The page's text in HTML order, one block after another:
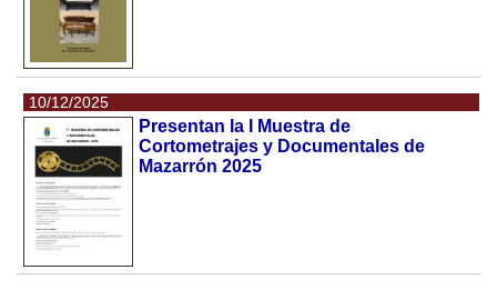
10/12/2025
Presentan la I Muestra de
Cortometrajes y Documentales de
Mazarrón 2025